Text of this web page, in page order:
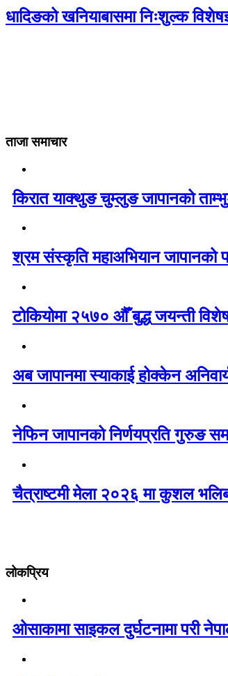
धादिङको खनियाबासमा निःशुल्क
ताजा समाचार
किरात याक्थुङ चुम्लुङ जापानको
श्रम संस्कृति महाअभियान जापानको
टोकियोमा २५७० औँ बुद्ध जयन्ती
अब जापानमा स्याकाई होक्केन
नेफिन जापानको निर्णयप्रति गुरुङ
चैत्राष्टमी मेला २०२६ मा कुशल
लोकप्रिय
ओसाकामा साइकल दुर्घटनामा परी